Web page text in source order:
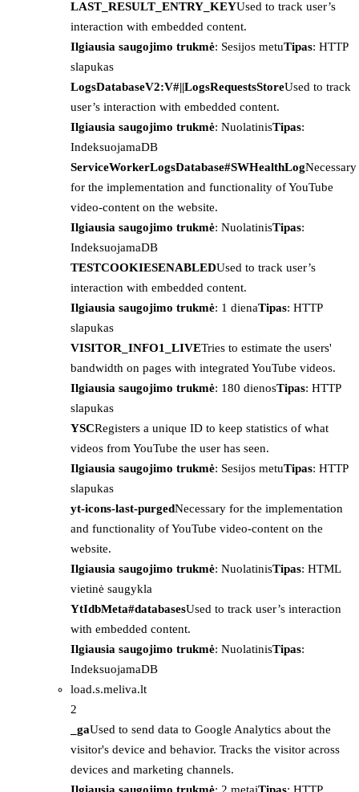
LAST_RESULT_ENTRY_KEYUsed to track user’s
interaction with embedded content.
Ilgiausia saugojimo trukmė: Sesijos metuTipas: HTTP
slapukas
LogsDatabaseV2:V#||LogsRequestsStoreUsed to track
user’s interaction with embedded content.
Ilgiausia saugojimo trukmė: NuolatinisTipas:
IndeksuojamaDB
ServiceWorkerLogsDatabase#SWHealthLogNecessary
for the implementation and functionality of YouTube
video-content on the website.
Ilgiausia saugojimo trukmė: NuolatinisTipas:
IndeksuojamaDB
TESTCOOKIESENABLEDUsed to track user’s
interaction with embedded content.
Ilgiausia saugojimo trukmė: 1 dienaTipas: HTTP
slapukas
VISITOR_INFO1_LIVETries to estimate the users'
bandwidth on pages with integrated YouTube videos.
Ilgiausia saugojimo trukmė: 180 dienosTipas: HTTP
slapukas
YSCRegisters a unique ID to keep statistics of what
videos from YouTube the user has seen.
Ilgiausia saugojimo trukmė: Sesijos metuTipas: HTTP
slapukas
yt-icons-last-purgedNecessary for the implementation
and functionality of YouTube video-content on the
website.
Ilgiausia saugojimo trukmė: NuolatinisTipas: HTML
vietinė saugykla
YtIdbMeta#databasesUsed to track user’s interaction
with embedded content.
Ilgiausia saugojimo trukmė: NuolatinisTipas:
IndeksuojamaDB
load.s.meliva.lt
2
_gaUsed to send data to Google Analytics about the
visitor's device and behavior. Tracks the visitor across
devices and marketing channels.
Ilgiausia saugojimo trukmė: 2 metaiTipas: HTTP